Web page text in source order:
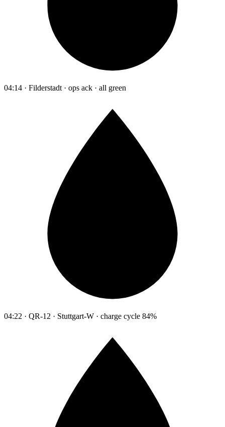
04:14 · Filderstadt · ops ack · all green
04:22 · QR-12 · Stuttgart-W · charge cycle 84%